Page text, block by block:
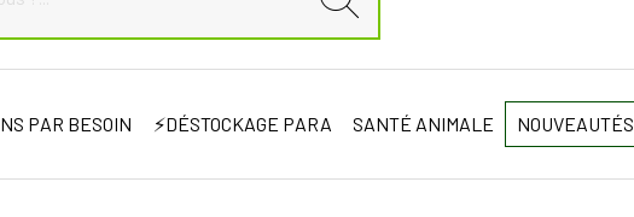
PAR BESOIN ⚡DÉSTOCKAGE PARA SANTÉ ANIMALE NOUVEAUTÉS